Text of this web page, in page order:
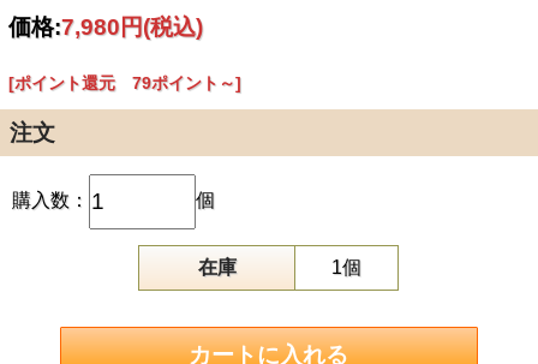
価格:7,980円(税込)
[ポイント還元 79ポイント～]
注文
購入数： 個
在庫 1個